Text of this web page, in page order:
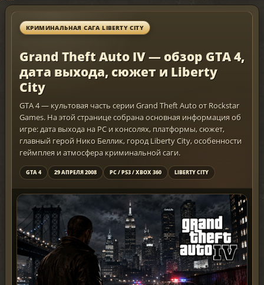
КРИМИНАЛЬНАЯ САГА LIBERTY CITY
Grand Theft Auto IV — обзор GTA 4,
дата выхода, сюжет и Liberty
City
GTA 4 — культовая часть серии Grand Theft Auto от Rockstar
Games. На этой странице собрана основная информация об
игре: дата выхода на PC и консолях, платформы, сюжет,
главный герой Нико Беллик, город Liberty City, особенности
геймплея и атмосфера криминальной саги.
GTA 4 29 АПРЕЛЯ 2008 PC / PS3 / XBOX 360 LIBERTY CITY